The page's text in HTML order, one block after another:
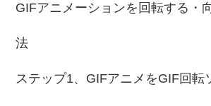
GIFアニメーションを回転する・
法
ステップ1、GIFアニメをGIF回転